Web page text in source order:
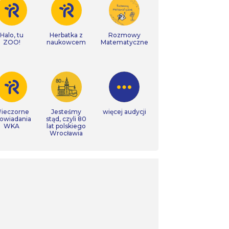
Halo, tu
ZOO!
Herbatka z
naukowcem
Rozmowy
Matematyczne
WKA
Jesteśmy
stąd, czyli 80
lat polskiego
Wrocławia
więcej audycji